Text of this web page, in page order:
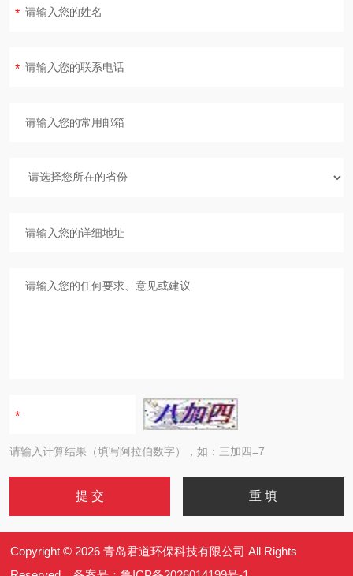
请输入计算结果（填写阿拉伯数字），如：三加四=7
Copyright © 2026 青岛君道环保科技有限公司 All Rights